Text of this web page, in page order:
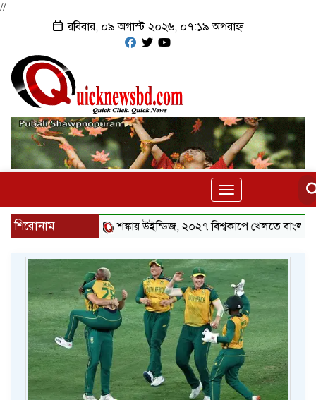
//
রবিবার, ০৯ অগাস্ট ২০২৬, ০৭:১৯ অপরাহ্ন
Toggle
navigation
শিরোনাম শঙ্কায় উইন্ডিজ, ২০২৭ বিশ্বকাপে খেলতে বাংলাদেশের